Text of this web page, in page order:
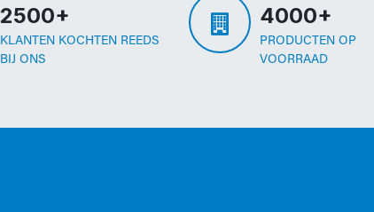
2500+
KLANTEN KOCHTEN REEDS
BIJ ONS
4000+
PRODUCTEN OP
VOORRAAD